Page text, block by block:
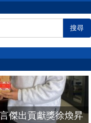
搜尋
傑出貢獻獎徐煥昇